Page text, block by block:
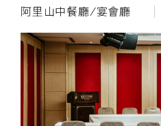
阿里山中餐廳/宴會廳